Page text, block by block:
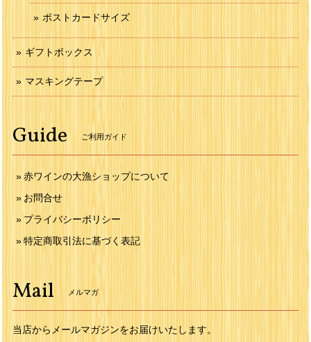
ポストカードサイズ
ギフトボックス
マスキングテープ
Guide ご利用ガイド
赤ワインの大漁ショップについて
お問合せ
プライバシーポリシー
特定商取引法に基づく表記
Mail メルマガ
当店からメールマガジンをお届けいたします。